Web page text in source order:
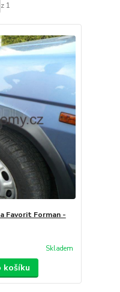
z 1
Favorit Forman -
Skladem
košíku